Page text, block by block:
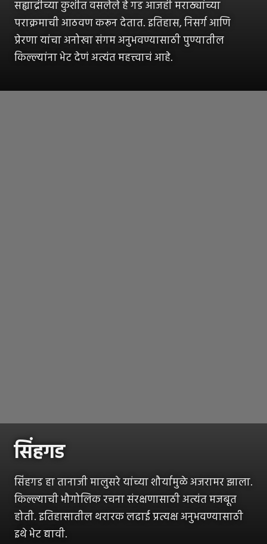
सह्याद्रीच्या कुशीत वसलेले हे गड आजही मराठ्यांच्या
पराक्रमाची आठवण करून देतात. इतिहास, निसर्ग आणि
प्रेरणा यांचा अनोखा संगम अनुभवण्यासाठी पुण्यातील
किल्ल्यांना भेट देणं अत्यंत महत्त्वाचं आहे.
सिंहगड
सिंहगड हा तानाजी मालुसरे यांच्या शौर्यामुळे अजरामर झाला.
किल्ल्याची भौगोलिक रचना संरक्षणासाठी अत्यंत मजबूत
होती. इतिहासातील थरारक लढाई प्रत्यक्ष अनुभवण्यासाठी
इथे भेट द्यावी.